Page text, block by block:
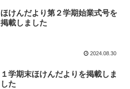
ほけんだより第２学期始業式号を
掲載しました
2024.08.30
１学期末ほけんだよりを掲載しま
した